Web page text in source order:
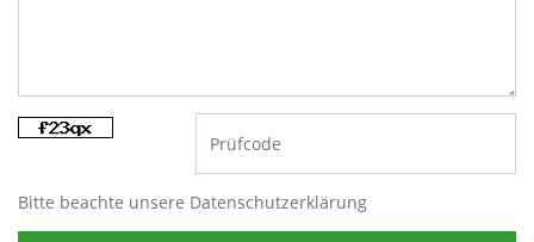
Bitte beachte unsere Datenschutzerklärung